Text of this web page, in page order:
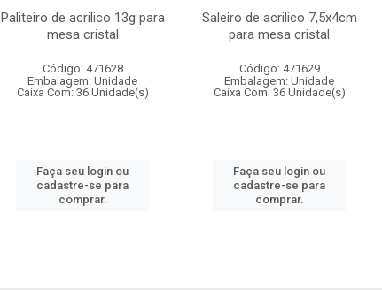
Paliteiro de acrilico 13g para
mesa cristal
Código: 471628
Embalagem: Unidade
Caixa Com: 36 Unidade(s)
Faça seu login ou
cadastre-se para
comprar.
Saleiro de acrilico 7,5x4cm
para mesa cristal
Código: 471629
Embalagem: Unidade
Caixa Com: 36 Unidade(s)
Faça seu login ou
cadastre-se para
comprar.